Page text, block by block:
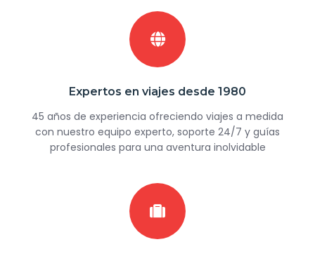
Expertos en viajes desde 1980
45 años de experiencia ofreciendo viajes a medida
con nuestro equipo experto, soporte 24/7 y guías
profesionales para una aventura inolvidable